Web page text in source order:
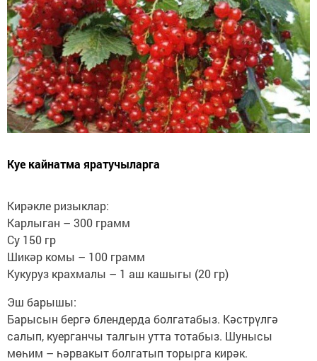
Куе кайнатма яратучыларга
Кирәкле ризыклар:
Карлыган – 300 грамм
Су 150 гр
Шикәр комы – 100 грамм
Кукуруз крахмалы – 1 аш кашыгы (20 гр)
Эш барышы:
Барысын бергә блендерда болгатабыз. Кәстрүлгә
салып, куерганчы талгын утта тотабыз. Шунысы
мөһим – һәрвакыт болгатып торырга кирәк.